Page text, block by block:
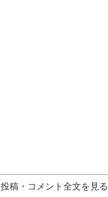
投稿・コメント全文を見る